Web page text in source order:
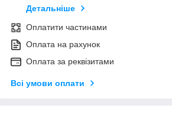
Детальніше
Оплатити частинами
Оплата на рахунок
Оплата за реквізитами
Всі умови оплати